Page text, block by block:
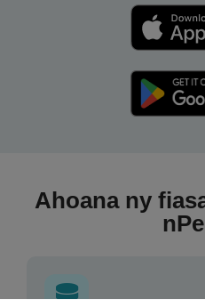
Ahoana ny